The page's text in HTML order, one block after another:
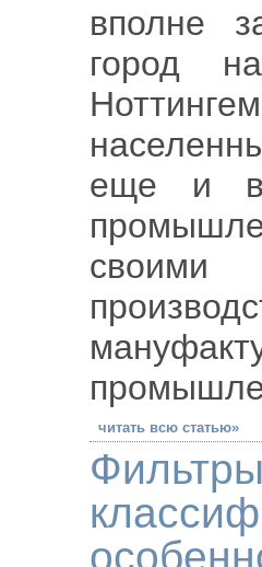
вполне
город
еще и
своими
читать всю статью»